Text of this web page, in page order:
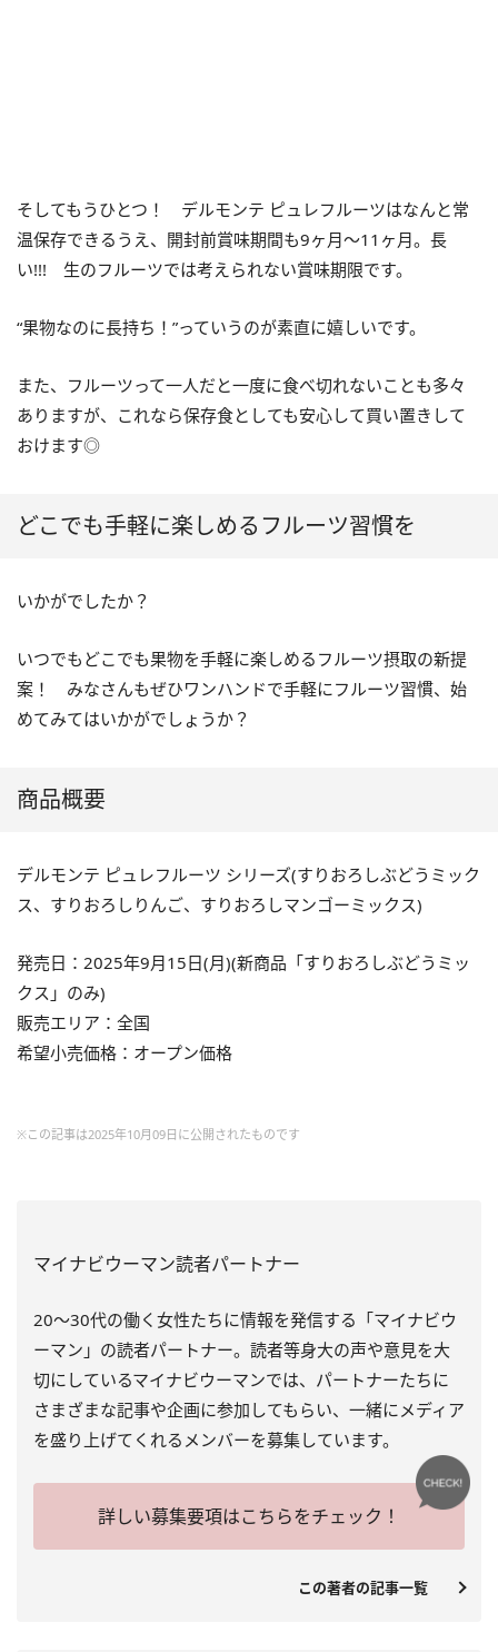
そしてもうひとつ！ デルモンテ ピュレフルーツはなんと常
温保存できるうえ、開封前賞味期間も9ヶ月～11ヶ月。長
い!!! 生のフルーツでは考えられない賞味期限です。
“果物なのに長持ち！”っていうのが素直に嬉しいです。
また、フルーツって一人だと一度に食べ切れないことも多々
ありますが、これなら保存食としても安心して買い置きして
おけます◎
どこでも手軽に楽しめるフルーツ習慣を
いかがでしたか？
いつでもどこでも果物を手軽に楽しめるフルーツ摂取の新提
案！ みなさんもぜひワンハンドで手軽にフルーツ習慣、始
めてみてはいかがでしょうか？
商品概要
デルモンテ ピュレフルーツ シリーズ(すりおろしぶどうミック
ス、すりおろしりんご、すりおろしマンゴーミックス)
発売日：2025年9月15日(月)(新商品「すりおろしぶどうミッ
クス」のみ)
販売エリア：全国
希望小売価格：オープン価格
※この記事は2025年10月09日に公開されたものです
マイナビウーマン読者パートナー
20～30代の働く女性たちに情報を発信する「マイナビウ
ーマン」の読者パートナー。読者等身大の声や意見を大
切にしているマイナビウーマンでは、パートナーたちに
さまざまな記事や企画に参加してもらい、一緒にメディア
を盛り上げてくれるメンバーを募集しています。
詳しい募集要項はこちらをチェック！
この著者の記事一覧